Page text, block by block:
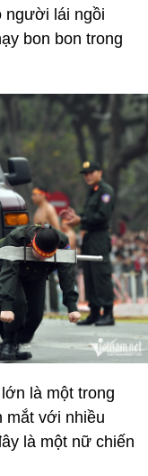
người lái ngồi
bon bon trong
là một trong
mắt với nhiều
là một nữ chiến